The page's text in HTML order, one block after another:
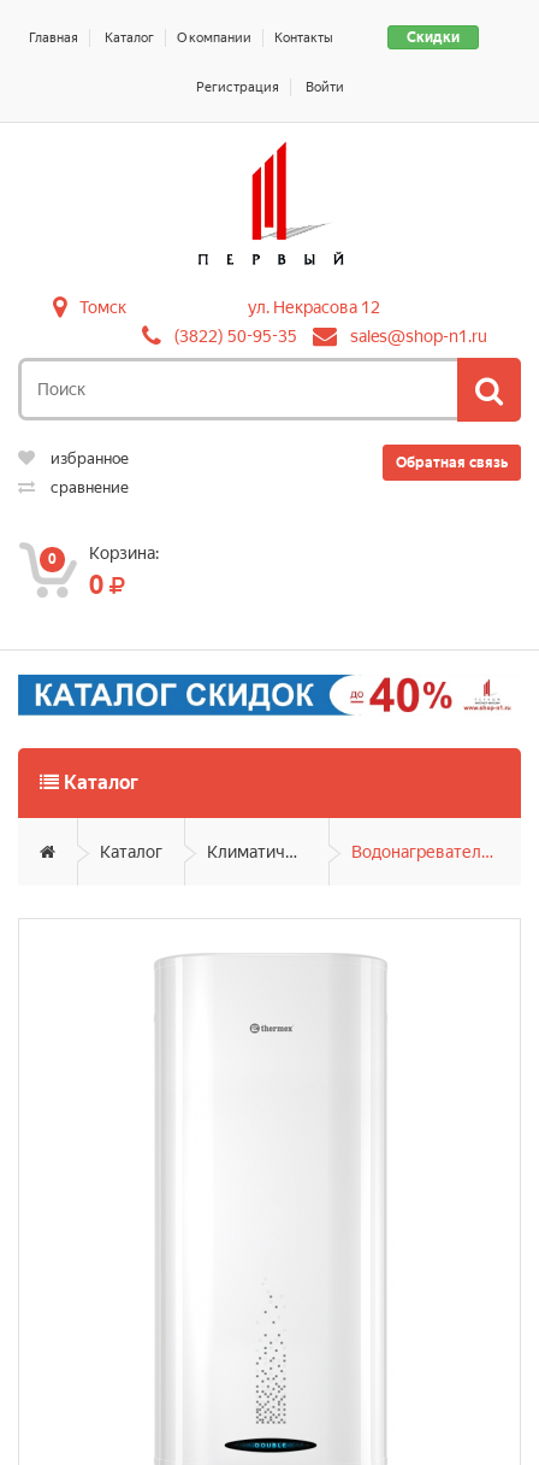
Скидки
Главная Каталог О компании Контакты
Регистрация Войти
Томск
ул. Некрасова 12
(3822) 50-95-35
sales@shop-n1.ru
Обратная связь
избранное
сравнение
0 Корзина:
0
Каталог
Каталог Климатическая техника Водонагреватели накопительные